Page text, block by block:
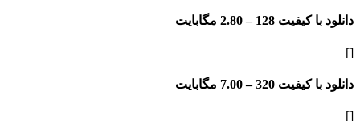
128 – 2.80 مگابایت
320 – 7.00 مگابایت